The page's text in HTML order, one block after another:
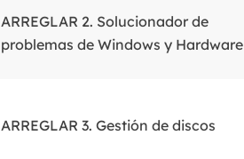
ARREGLAR 2. Solucionador de
problemas de Windows y Hardware
ARREGLAR 3. Gestión de discos